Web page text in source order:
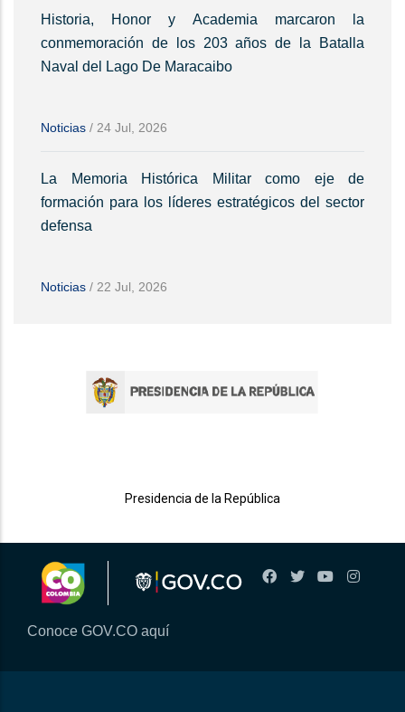
Historia, Honor y Academia marcaron la
conmemoración de los 203 años de la Batalla
Naval del Lago De Maracaibo
Noticias / 24 Jul, 2026
La Memoria Histórica Militar como eje de
formación para los líderes estratégicos del sector
defensa
Noticias / 22 Jul, 2026
Presidencia de la República
Conoce GOV.CO aquí